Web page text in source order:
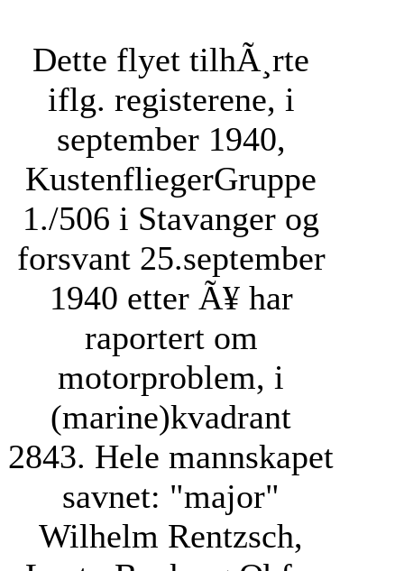
Dette flyet tilhÃ¸rte
iflg. registerene, i
september 1940,
KustenfliegerGruppe
1./506 i Stavanger og
forsvant 25.september
1940 etter Ã¥ har
raportert om
motorproblem, i
(marine)kvadrant
2843. Hele mannskapet
savnet: "major"
Wilhelm Rentzsch,